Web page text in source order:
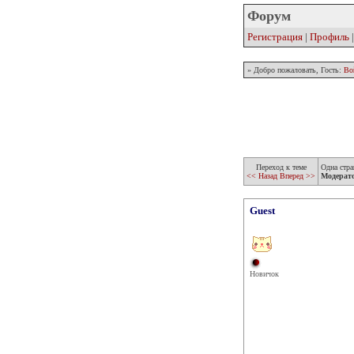
Форум
Регистрация | Профиль |
» Добро пожаловать, Гость:
Переход к теме
<< Назад Вперед >>
Одна
Guest
Новичок